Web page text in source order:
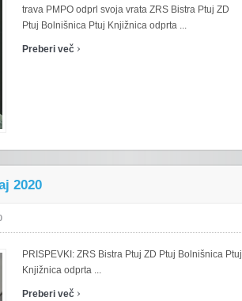
trava PMPO odprl svoja vrata ZRS Bistra Ptuj ZD
Ptuj Bolnišnica Ptuj Knjižnica odprta ...
Preberi več ›
2020
PRISPEVKI: ZRS Bistra Ptuj ZD Ptuj Bolnišnica Ptuj
Knjižnica odprta ...
Preberi več ›